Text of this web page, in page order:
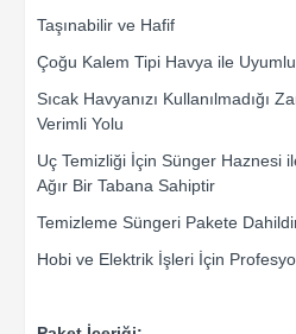
Taşınabilir ve Hafif
Çoğu Kalem Tipi Havya ile Uyumlu
Sıcak Havyanızı Kullanılmadığı
Verimli Yolu
Uç Temizliği İçin Sünger Haznesi
Ağır Bir Tabana Sahiptir
Temizleme Süngeri Pakete
Hobi ve Elektrik İşleri İçin